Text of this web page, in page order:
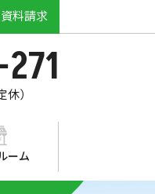
料請求
）
ーム